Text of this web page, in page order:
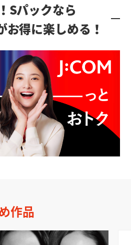
Sパックなら
お得に楽しめる！
作品